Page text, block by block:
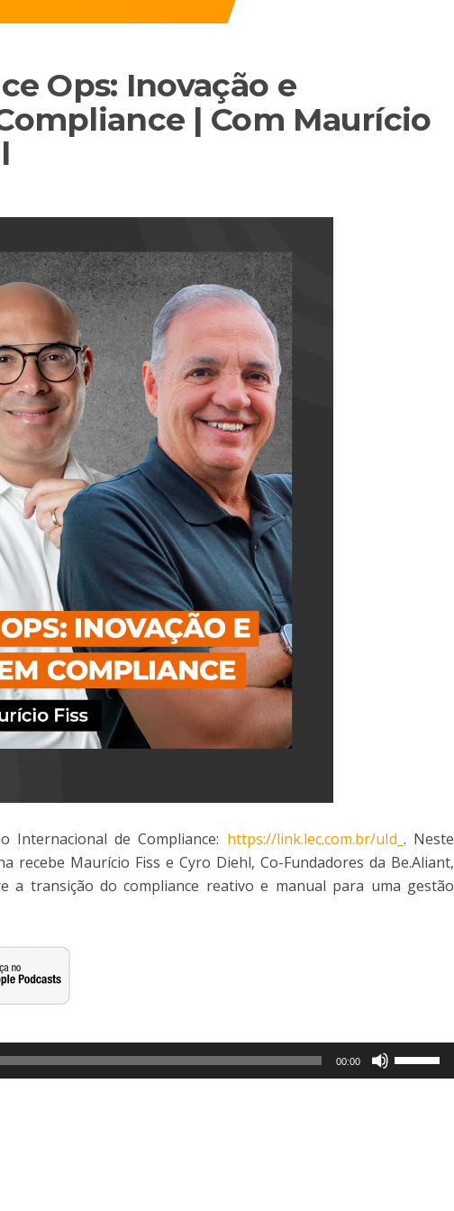
Ops: Inovação e
| Com Maurício
Internacional de Compliance: https://link.lec.com.br/uId_ . Neste
recebe Maurício Fiss e Cyro Diehl, Co-Fundadores da Be.Aliant,
a transição do compliance reativo e manual para uma gestão
00:00
as